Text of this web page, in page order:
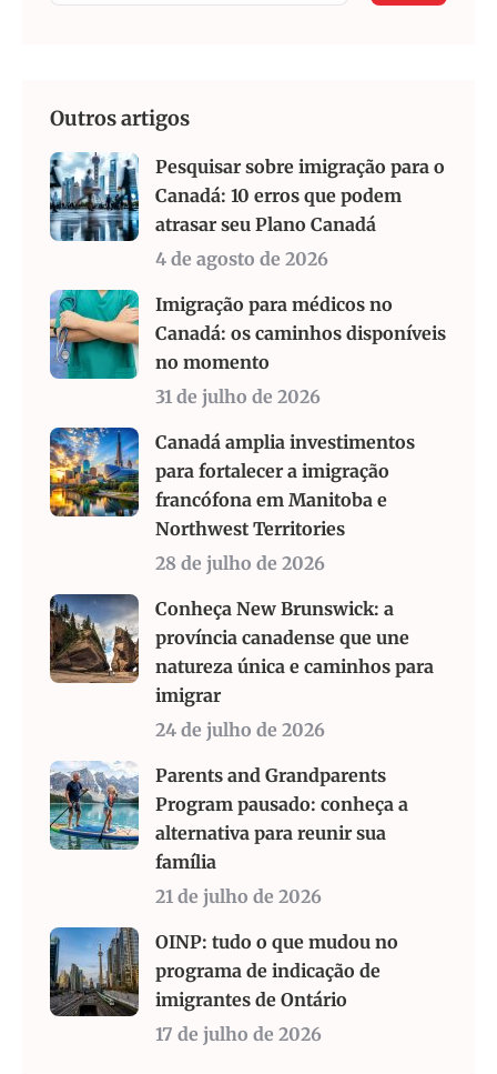
Outros artigos
Pesquisar sobre imigração para o
Canadá: 10 erros que podem
atrasar seu Plano Canadá
4 de agosto de 2026
Imigração para médicos no
Canadá: os caminhos disponíveis
no momento
31 de julho de 2026
Canadá amplia investimentos
para fortalecer a imigração
francófona em Manitoba e
Northwest Territories
28 de julho de 2026
Conheça New Brunswick: a
província canadense que une
natureza única e caminhos para
imigrar
24 de julho de 2026
Parents and Grandparents
Program pausado: conheça a
alternativa para reunir sua
família
21 de julho de 2026
OINP: tudo o que mudou no
programa de indicação de
imigrantes de Ontário
17 de julho de 2026